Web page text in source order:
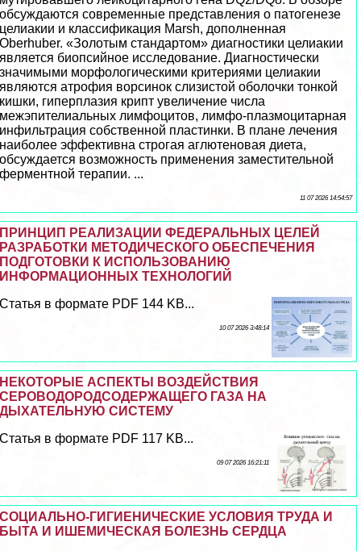
обсуждаются современные представления о патогенезе
целиакии и классификация Marsh, дополненная
Oberhuber. «Золотым стандартом» диагностики целиакии
является биопсийное исследование. Диагностически
значимыми морфологическими критериями целиакии
являются атрофия ворсинок слизистой оболочки тонкой
кишки, гиперплазия крипт увеличение числа
межэпителиальных лимфоцитов, лимфо-плазмоцитарная
инфильтрация собственной пластинки. В плане лечения
наиболее эффективна строгая аглютеновая диета,
обсуждается возможность применения заместительной
ферментной терапии. ...
11 07 2026 14:54:57
ПРИНЦИП РЕАЛИЗАЦИИ ФЕДЕРАЛЬНЫХ ЦЕЛЕЙ
РАЗРАБОТКИ МЕТОДИЧЕСКОГО ОБЕСПЕЧЕНИЯ
ПОДГОТОВКИ К ИСПОЛЬЗОВАНИЮ
ИНФОРМАЦИОННЫХ ТЕХНОЛОГИЙ
Статья в формате PDF 144 KB...
10 07 2026 3:48:14
НЕКОТОРЫЕ АСПЕКТЫ ВОЗДЕЙСТВИЯ
СЕРОВОДОРОДСОДЕРЖАЩЕГО ГАЗА НА
ДЫХАТЕЛЬНУЮ СИСТЕМУ
Статья в формате PDF 117 KB...
09 07 2026 16:21:11
СОЦИАЛЬНО-ГИГИЕНИЧЕСКИЕ УСЛОВИЯ ТРУДА И
БЫТА И ИШЕМИЧЕСКАЯ БОЛЕЗНЬ СЕРДЦА